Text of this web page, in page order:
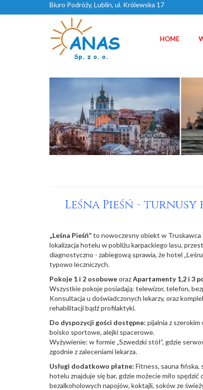
Biuro Podróży, Lublin, ul. Królewska 17
HOME
Leśna Pieśń -
„Leśna Pieśń”to nowoczesny obiekt w
lokalizacja hotelu w pobliżu karpackiego lasu,
diagnostyczno - zabiegową sprawia, że hotel
typowo leczniczych.
Pokoje 1 i 2 osoboweorazApartamenty 1,2 i 3
Wszystkie pokoje posiadają: telewizor, telefon,
Konsultacja u doświadczonych lekarzy, oraz
rehabilitacji bądź profilaktyki.
Do dyspozycji gości dostępne: pijalnia z
boisko sportowe, alejki spacerowe.
Wyżywienie: w formie „Szwedzki stół”, gdzie
zgodnie z zaleceniami lekarza.
Usługi dodatkowo płatne: Fitness, sauna
hotelu znajduje się bar, gdzie możecie miło
bezalkoholowych napojów, koktajli, soków ze